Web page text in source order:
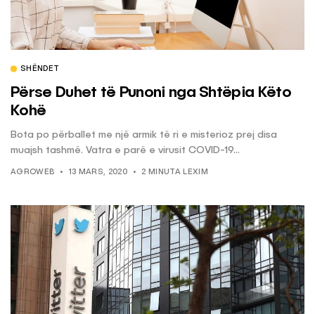
SHËNDET
Përse Duhet të Punoni nga Shtëpia Këto
Kohë
Bota po përballet me një armik të ri e misterioz prej disa
muajsh tashmë. Vatra e parë e virusit COVID-19...
AGROWEB 13 MARS, 2020 2 MINUTA LEXIM